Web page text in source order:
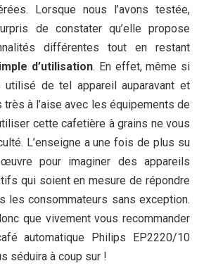
Lorsque nous l’avons testée,
de constater qu’elle propose
différentes tout en restant
d’utilisation. En effet, même si
utilisé de tel appareil auparavant et
très à l’aise avec les équipements de
cette cafetière à grains ne vous
L’enseigne a une fois de plus su
œuvre pour imaginer des appareils
qui soient en mesure de répondre
les consommateurs sans exception.
que vivement vous recommander
automatique Philips EP2220/10
séduira à coup sur !